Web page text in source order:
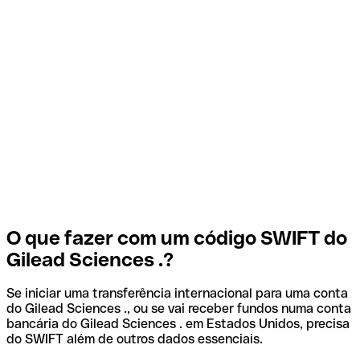
O que fazer com um código SWIFT do
Gilead Sciences .?
Se iniciar uma transferência internacional para uma conta
do Gilead Sciences ., ou se vai receber fundos numa conta
bancária do Gilead Sciences . em Estados Unidos, precisa
do SWIFT além de outros dados essenciais.